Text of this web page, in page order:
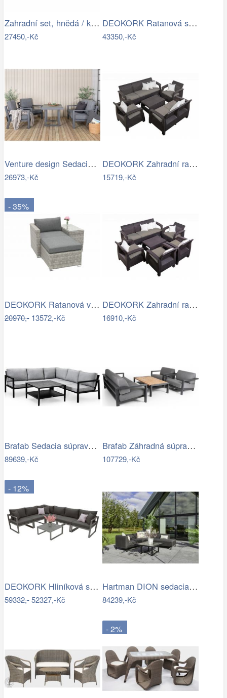
Zahradní set, hnědá / krémová, STARK…
27450,-Kč
DEOKORK Ratanová sestava DAKOTA …
43350,-Kč
Venture design Sedacia súprava…
26973,-Kč
DEOKORK Zahradní ratanová sestava …
15719,-Kč
- 35%
DEOKORK Ratanová variabilní sestava…
20970,-13572,-Kč
DEOKORK Zahradní ratanová sestava…
16910,-Kč
Brafab Sedacia súprava BELFORT čierna -…
89639,-Kč
Brafab Záhradná súprava AMESDALE -…
107729,-Kč
- 12%
DEOKORK Hliníková sestava pro 6 osob…
59332,-52327,-Kč
Hartman DION sedacia súprava - Čierna…
84239,-Kč
- 2%